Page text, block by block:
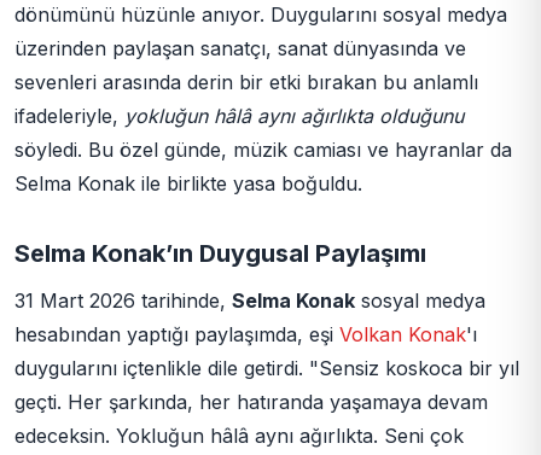
dönümünü hüzünle anıyor. Duygularını sosyal medya
üzerinden paylaşan sanatçı, sanat dünyasında ve
sevenleri arasında derin bir etki bırakan bu anlamlı
ifadeleriyle, yokluğun hâlâ aynı ağırlıkta olduğunu
söyledi. Bu özel günde, müzik camiası ve hayranlar da
Selma Konak ile birlikte yasa boğuldu.
Selma Konak’ın Duygusal Paylaşımı
31 Mart 2026 tarihinde, Selma Konak sosyal medya
hesabından yaptığı paylaşımda, eşi Volkan Konak'ı
duygularını içtenlikle dile getirdi. "Sensiz koskoca bir yıl
geçti. Her şarkında, her hatıranda yaşamaya devam
edeceksin. Yokluğun hâlâ aynı ağırlıkta. Seni çok